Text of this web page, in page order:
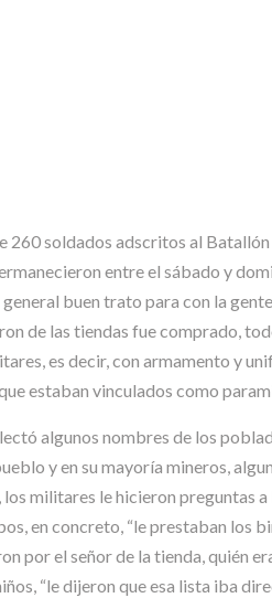
260 soldados adscritos al
entre el sábado y
buen trato para con la
de las tiendas fue comprado,
es decir, con armamento y
estaban vinculados como
algunos nombres de los
y en su mayoría mineros,
militares le hicieron preguntas a
en concreto, “le prestaban los
por el señor de la tienda, quién
“le dijeron que esa lista iba